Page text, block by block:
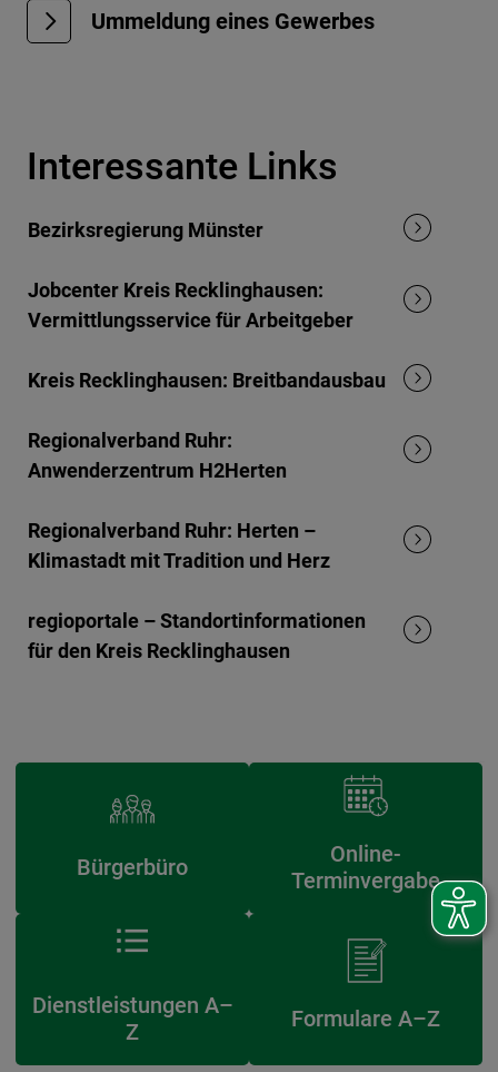
Ummeldung eines Gewerbes
Interessante Links
Bezirksregierung Münster
Jobcenter Kreis Recklinghausen:
Vermittlungsservice für Arbeitgeber
Kreis Recklinghausen: Breitbandausbau
Regionalverband Ruhr:
Anwenderzentrum H2Herten
Regionalverband Ruhr: Herten –
Klimastadt mit Tradition und Herz
regioportale – Standortinformationen
für den Kreis Recklinghausen
Bürgerbüro
Online-
Terminvergabe
Dienstleistungen A–
Z
Formulare A–Z